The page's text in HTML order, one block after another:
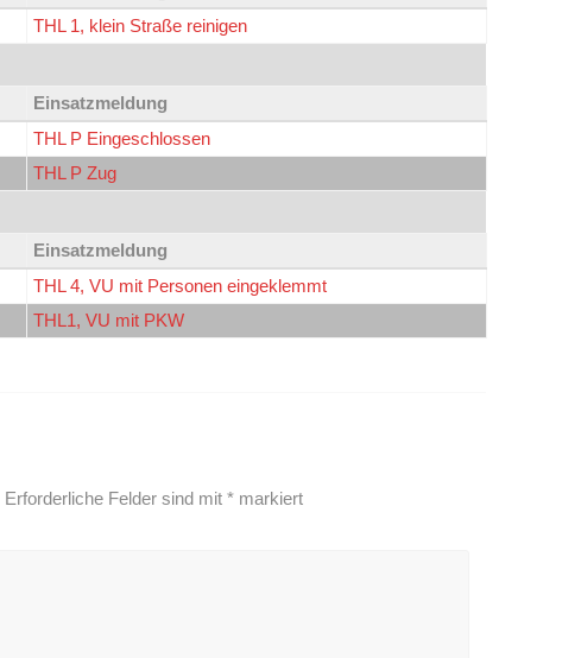
THL 1, klein Straße reinigen
Einsatzmeldung
THL P Eingeschlossen
THL P Zug
Einsatzmeldung
THL 4, VU mit Personen eingeklemmt
THL1, VU mit PKW
Erforderliche Felder sind mit * markiert